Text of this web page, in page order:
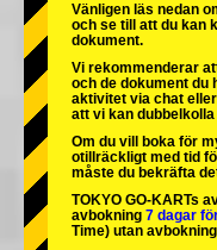
Vänligen läs nedan
och se till att du kan
dokument.
Vi rekommenderar
och de dokument du
aktivitet via chat
att vi kan
Om du vill boka för
otillräckligt med tid
måste du bekräfta
TOKYO GO-KARTs
avbokning 7 dagar
Time) utan